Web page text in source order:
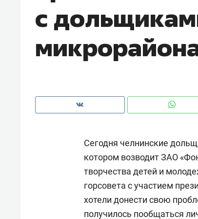
с
Сегодня челнинские
котором возводит ЗАО
творчества детей и
горсовета с участием
хотели донести свою
получилось пообщаться
рынки, почему надо знать
чем интересен Оман?
Как ГК «МИР ГРУПП» и ВТБ
создают оазис жилого
комфорта под Казанью